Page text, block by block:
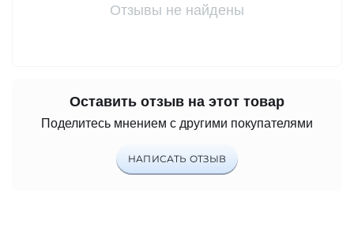
Отзывы не найдены
Оставить отзыв на этот товар
Поделитесь мнением с другими покупателями
НАПИСАТЬ ОТЗЫВ